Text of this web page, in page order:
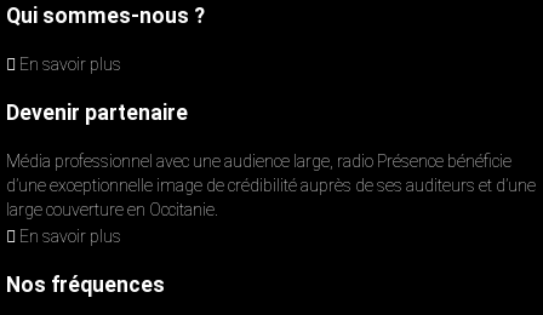
Qui sommes-nous ?
En savoir plus
Devenir partenaire
Média professionnel avec une audience large, radio Présence bénéficie
d’une exceptionnelle image de crédibilité auprès de ses auditeurs et d’une
large couverture en Occitanie.
En savoir plus
Nos fréquences